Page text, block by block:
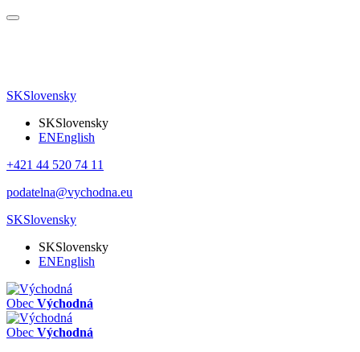
SKSlovensky
SKSlovensky
ENEnglish
+421 44 520 74 11
podatelna@vychodna.eu
SKSlovensky
SKSlovensky
ENEnglish
Obec Východná
Obec Východná